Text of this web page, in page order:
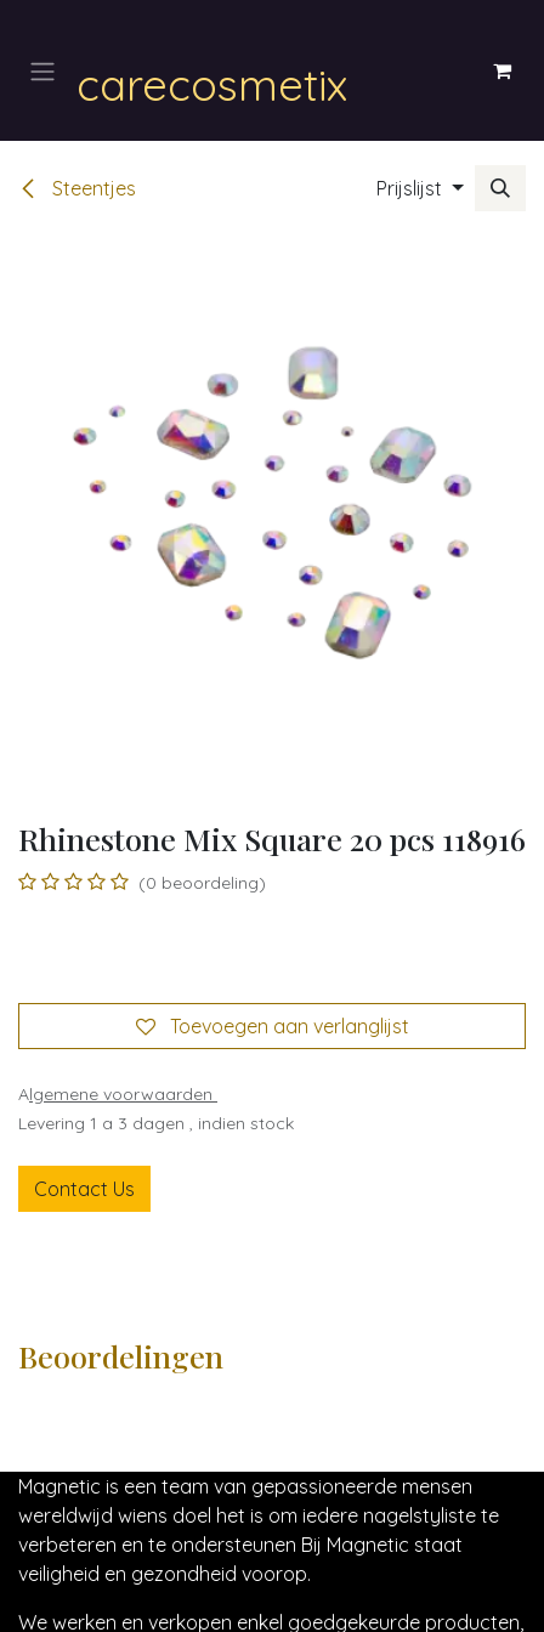
carecosmetix
Steentjes Prijslijst
Rhinestone Mix Square 20 pcs 118916
(0 beoordeling)
Toevoegen aan verlanglijst
Algemene voorwaarden
Levering 1 a 3 dagen , indien stock
Contact Us
Beoordelingen
Magnetic is een team van gepassioneerde mensen
wereldwijd wiens doel het is om iedere nagelstyliste te
verbeteren en te ondersteunen Bij Magnetic staat
veiligheid en gezondheid voorop.
We werken en verkopen enkel goedgekeurde producten,